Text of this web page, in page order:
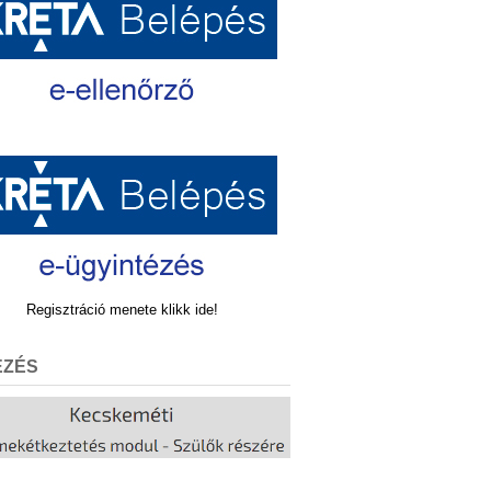
Regisztráció menete klikk ide!